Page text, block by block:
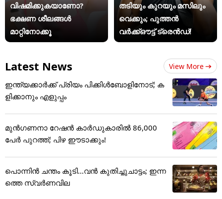
വിഷമിക്കുകയാണോ?
ഭക്ഷണ ശീലങ്ങൾ
മാറ്റിനോക്കൂ
തടിയും കുറയും മസിലും
വെക്കും; പുത്തൻ
വർക്ക്ഔട്ട് ട്രെൻഡ്!
Latest News View More
ഇന്ത്യക്കാര്‍ക്ക് പ്രിയം പിക്കിള്‍ബോളിനോട്; ക
ളിക്കാനും എളുപ്പം
മുൻഗണനാ റേഷൻ കാർഡുകാരിൽ 86,000
പേർ പുറത്ത്; പിഴ ഈടാക്കും!
പൊന്നിന്‍ ചന്തം കൂടി...വന്‍ കുതിച്ചുചാട്ടം; ഇന്ന
ത്തെ സ്വര്‍ണവില